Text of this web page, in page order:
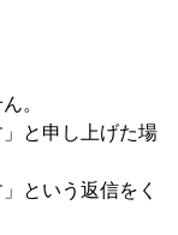
。
と申し上げた場
という返信をく